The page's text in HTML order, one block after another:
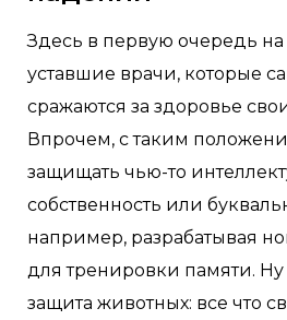
Здесь в первую очередь
уставшие врачи, которые
сражаются за здоровье
Впрочем, с таким
защищать чью-то
собственность или
например, разрабатывая
для тренировки памяти.
защита животных: все что